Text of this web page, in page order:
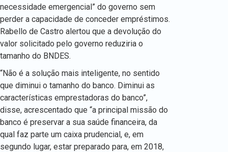
necessidade emergencial” do governo sem
perder a capacidade de conceder empréstimos.
Rabello de Castro alertou que a devolução do
valor solicitado pelo governo reduziria o
tamanho do BNDES.
“Não é a solução mais inteligente, no sentido
que diminui o tamanho do banco. Diminui as
características emprestadoras do banco”,
disse, acrescentado que “a principal missão do
banco é preservar a sua saúde financeira, da
qual faz parte um caixa prudencial, e, em
segundo lugar, estar preparado para, em 2018,